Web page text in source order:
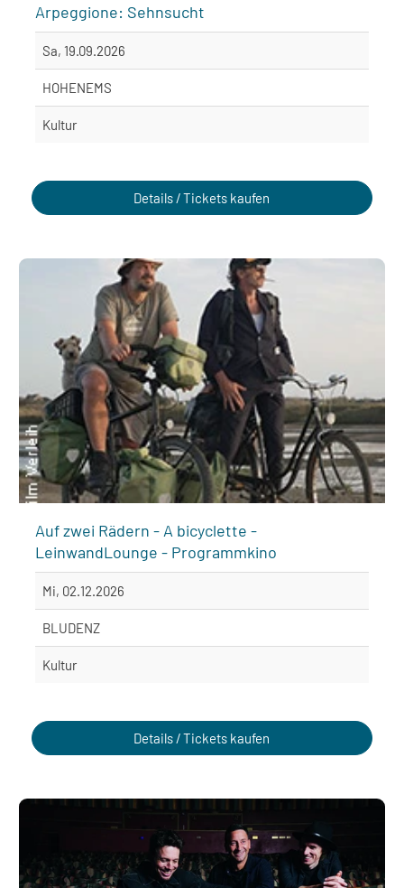
Arpeggione: Sehnsucht
Sa, 19.09.2026
HOHENEMS
Kultur
Details / Tickets kaufen
Auf zwei Rädern - A bicyclette -
LeinwandLounge - Programmkino
Mi, 02.12.2026
BLUDENZ
Kultur
Details / Tickets kaufen